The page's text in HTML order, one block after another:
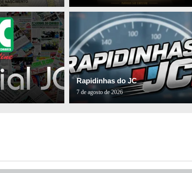
Rapidinhas do JC
7 de agosto de 2026